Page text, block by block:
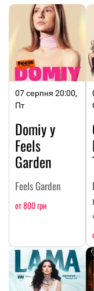
07 серпня 20:00,
Пт
Domiy у
Feels
Garden
Feels Garden
от 800 грн